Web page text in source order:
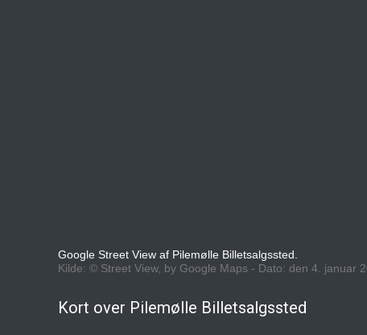
Google Street View af Pilemølle Billetsalgssted.
Kilde: © Street View, by Google Maps - Dato: den 4. januar
Kort over Pilemølle Billetsalgssted